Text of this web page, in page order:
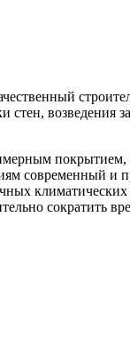
возведения
современный
сократить